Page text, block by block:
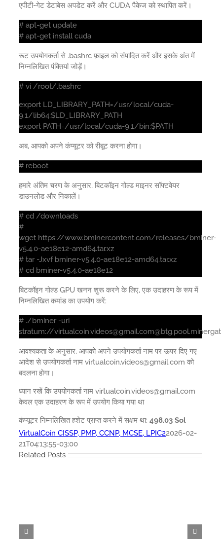
एपीटी-गेट डेटाबेस अपडेट करें और CUDA पैकेज को स्थापित करें।
# apt-get update
# apt-get install cuda
रूट उपयोगकर्ता से .bashrc फ़ाइल को संपादित करें और इसके अंत में
निम्नलिखित पंक्तियां जोड़ें।
# vi /root/.bashrc
export LD_LIBRARY_PATH=/usr/local/cuda-
9.1/lib64:$LD_LIBRARY_PATH
export PATH=/usr/local/cuda-9.1/bin:$PATH
अब, आपको अपने कंप्यूटर को रीबूट करना होगा।
# reboot
हमारे अंतिम चरण के अनुसार, बिटकॉइन गोल्ड माइनर सॉफ्टवेयर
डाउनलोड और निकालें।
# cd /downloads
#
wget https://www.bminercontent.com/releases/bminer-
v5.4.0-ae18e12-amd64.tar.xz
# tar -Jxvf bminer-v5.4.0-ae18e12-amd64.tar.xz
# cd bminer-v5.4.0-ae18e12
बिटकॉइन गोल्ड GPU खनन शुरू करने के लिए, एक उदाहरण के रूप में
निम्नलिखित कमांड का उपयोग करें:
# ./bminer -uri
stratum://
आवश्यकता के अनुसार, आपको अपने उपयोगकर्ता नाम पर ऊपर दिए गए
आदेश से उपयोगकर्ता नाम virtualcoin.videos@gmail.com को
बदलना होगा।
ध्यान रखें कि उपयोगकर्ता नाम virtualcoin.videos@gmail.com
केवल एक उदाहरण के रूप में उपयोग किया गया था
कंप्यूटर निम्नलिखित हशेट प्राप्त करने में सक्षम था: 498.03 Sol
VirtualCoin CISSP, PMP, CCNP, MCSE, LPIC22026-02-
21T04:13:55-03:00
Related Posts